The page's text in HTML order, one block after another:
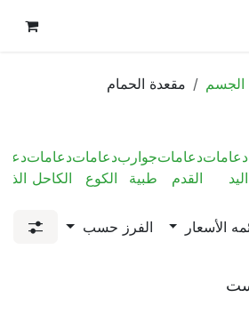
مقعدة الحمام
دعامات
اليد
دعامات
القدم
جوارب
طبية
دعامات
الكوع
دعامات
الكاحل
الأسعار الفرز حسب